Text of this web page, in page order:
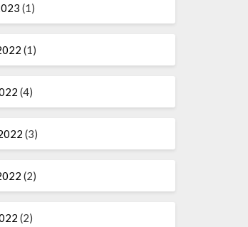
(1)
(1)
(4)
(3)
(2)
(2)